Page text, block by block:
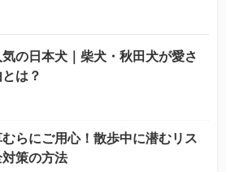
の日本犬｜柴犬・秋田犬が愛さ
は？
らにご用心！散歩中に潜むリス
策の方法